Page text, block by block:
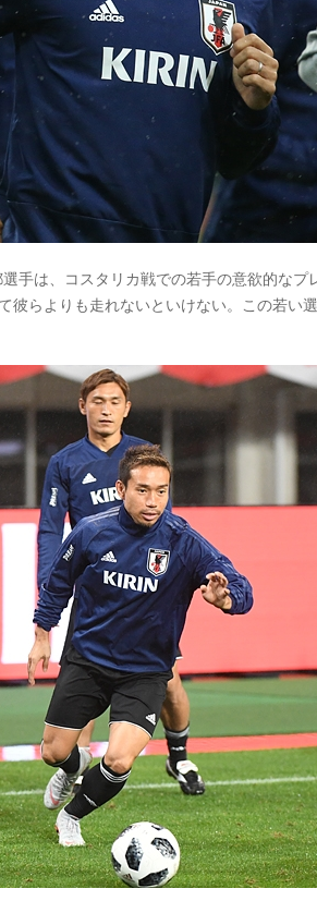
手は、コスタリカ戦での若手の意欲的な
彼らよりも走れないといけない。この若い